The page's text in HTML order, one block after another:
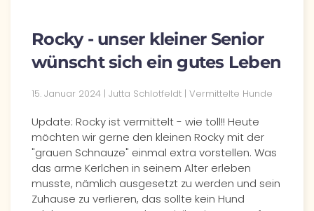
Rocky - unser kleiner Senior
wünscht sich ein gutes Leben
15. Januar 2024 | Jutta Schlotfeldt | Vermittelte Hunde
Update: Rocky ist vermittelt - wie toll!! Heute
möchten wir gerne den kleinen Rocky mit der
"grauen Schnauze" einmal extra vorstellen. Was
das arme Kerlchen in seinem Alter erleben
musste, nämlich ausgesetzt zu werden und sein
Zuhause zu verlieren, das sollte kein Hund